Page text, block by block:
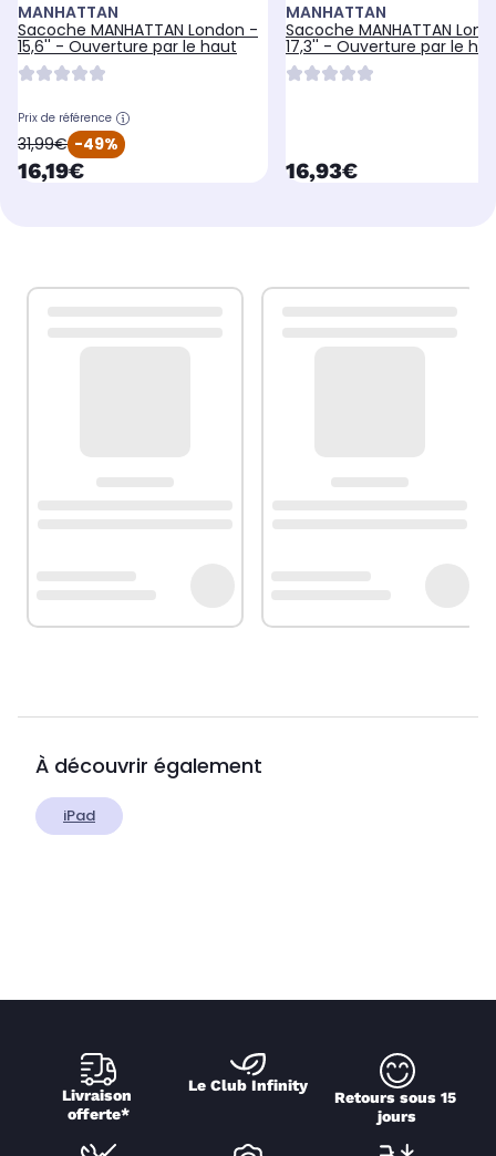
MANHATTAN
Sacoche MANHATTAN London -
15,6'' - Ouverture par le haut
Prix de référence
oldPrice
31,99€ -49%
currentPrice
16,19€
MANHATTAN
Sacoche MANHATTAN
17,3'' - Ouverture par le
currentPrice
16,93€
À découvrir également
iPad
Livraison
offerte*
Le Club Infinity
Retours sous 15
jours